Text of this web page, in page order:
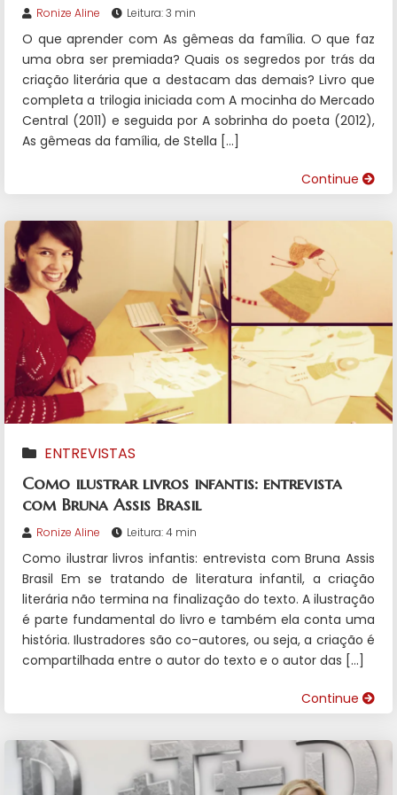
Ronize Aline Leitura: 3 min
O que aprender com As gêmeas da família. O que faz
uma obra ser premiada? Quais os segredos por trás da
criação literária que a destacam das demais? Livro que
completa a trilogia iniciada com A mocinha do Mercado
Central (2011) e seguida por A sobrinha do poeta (2012),
As gêmeas da família, de Stella […]
Continue
ENTREVISTAS
Como ilustrar livros infantis: entrevista
com Bruna Assis Brasil
Ronize Aline Leitura: 4 min
Como ilustrar livros infantis: entrevista com Bruna Assis
Brasil Em se tratando de literatura infantil, a criação
literária não termina na finalização do texto. A ilustração
é parte fundamental do livro e também ela conta uma
história. Ilustradores são co-autores, ou seja, a criação é
compartilhada entre o autor do texto e o autor das […]
Continue